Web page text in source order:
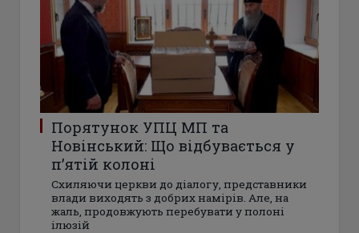
Порятунок УПЦ МП та
Новінський: Що відбувається у
п’ятій колоні
Схиляючи церкви до діалогу, представники
влади виходять з добрих намірів. Але, на
жаль, продовжують перебувати у полоні
ілюзій